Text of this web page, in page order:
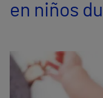
Equipo médico y
Comunicación
en niños